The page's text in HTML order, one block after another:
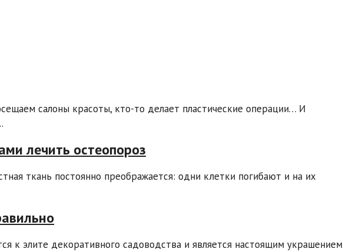
салоны красоты, кто-то делает пластические операции… И
лечить остеопороз
ткань постоянно преображается: одни клетки погибают и на их
к элите декоративного садоводства и является настоящим украшением